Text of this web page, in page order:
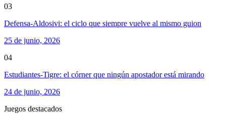
03
Defensa-Aldosivi: el ciclo que siempre vuelve al mismo guion
25 de junio, 2026
04
Estudiantes-Tigre: el córner que ningún apostador está mirando
24 de junio, 2026
Juegos destacados